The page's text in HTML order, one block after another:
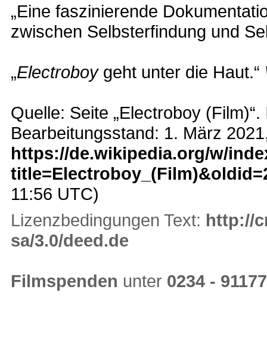
„Eine faszinierende
zwischen Selbsterfindung und
„Electroboygeht unter die Haut.“
Quelle: Seite „Electroboy
Bearbeitungsstand: 1. März
https://de.wikipedia.org/w/
11:56 UTC)
Lizenzbedingungen Text: http://
sa/3.0/deed.de
Filmspenden unter 0234 -